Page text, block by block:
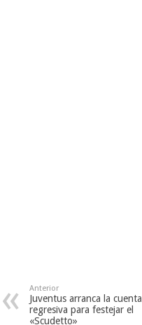
Anterior
Juventus arranca la cuenta
regresiva para festejar el
«Scudetto»